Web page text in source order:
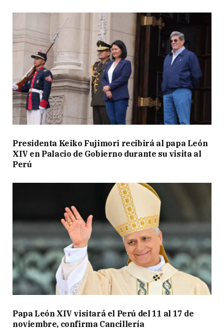
Presidenta Keiko Fujimori recibirá al papa León
XIV en Palacio de Gobierno durante su visita al
Perú
Papa León XIV visitará el Perú del 11 al 17 de
noviembre, confirma Cancillería